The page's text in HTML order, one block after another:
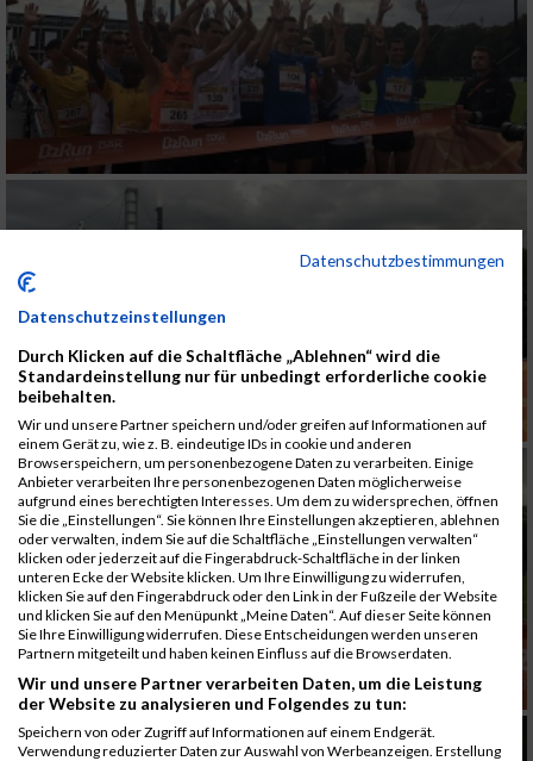
Datenschutzbestimmungen
Datenschutzeinstellungen
Durch Klicken auf die Schaltfläche „Ablehnen“ wird die
Standardeinstellung nur für unbedingt erforderliche cookie
beibehalten.
Wir und unsere Partner speichern und/oder greifen auf Informationen auf
einem Gerät zu, wie z. B. eindeutige IDs in cookie und anderen
Browserspeichern, um personenbezogene Daten zu verarbeiten. Einige
Anbieter verarbeiten Ihre personenbezogenen Daten möglicherweise
aufgrund eines berechtigten Interesses. Um dem zu widersprechen, öffnen
Sie die „Einstellungen“. Sie können Ihre Einstellungen akzeptieren, ablehnen
oder verwalten, indem Sie auf die Schaltfläche „Einstellungen verwalten“
klicken oder jederzeit auf die Fingerabdruck-Schaltfläche in der linken
unteren Ecke der Website klicken. Um Ihre Einwilligung zu widerrufen,
klicken Sie auf den Fingerabdruck oder den Link in der Fußzeile der Website
und klicken Sie auf den Menüpunkt „Meine Daten“. Auf dieser Seite können
Sie Ihre Einwilligung widerrufen. Diese Entscheidungen werden unseren
Partnern mitgeteilt und haben keinen Einfluss auf die Browserdaten.
Wir und unsere Partner verarbeiten Daten, um die Leistung
der Website zu analysieren und Folgendes zu tun:
Speichern von oder Zugriff auf Informationen auf einem Endgerät.
Verwendung reduzierter Daten zur Auswahl von Werbeanzeigen. Erstellung